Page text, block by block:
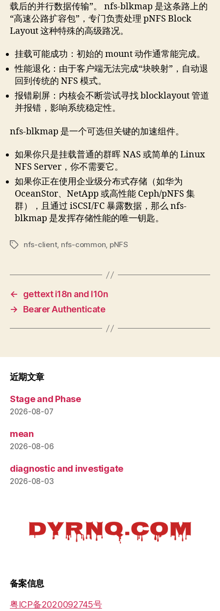
载后的并行数据传输”。 nfs-blkmap 是这条路上的
“高速公路扩容包”，专门负责处理 pNFS Block
Layout 这种特殊的高级路况。
挂载可能成功：初始的 mount 动作通常能完成。
性能退化：由于客户端无法完成“块映射”，自动退
回到传统的 NFS 模式。
报错刷屏：内核会不断尝试寻找 blocklayout 管道
并报错，影响系统稳定性。
nfs-blkmap 是一个可选但关键的加速组件。
如果你只是挂载普通的群晖 NAS 或简单的 Linux
NFS Server，你不需要它。
如果你正在使用企业级分布式存储（如华为
OceanStor、NetApp 或高性能 Ceph/pNFS 集
群），且通过 iSCSI/FC 暴露数据，那么 nfs-
blkmap 是发挥存储性能的唯一钥匙。
标
nfs-client, nfs-common, pNFS
←
gettext i18n and l10n
→
Bearer Authenticate
近期文章
Stage and Phase
2026-08-07
mean
2026-08-06
diagnostic and investigate
2026-08-03
备案信息
粤ICP备2020092745号